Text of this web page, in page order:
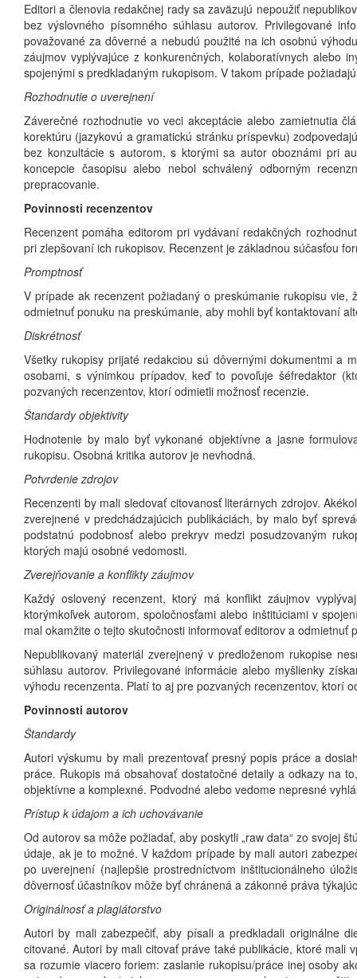
Editori a členovia redakčnej rady sa zaväzujú nepoužiť
bez výslovného písomného súhlasu autorov. Privilegované
považované za dôverné a nebudú použité na ich osobnú
záujmov vyplývajúce z konkurenčných, kolaboratívnych alebo
spojenými s predkladaným rukopisom. V takom prípade
Rozhodnutie o uverejnení
Záverečné rozhodnutie vo veci akceptácie alebo zamietnutia
korektúru (jazykovú a gramatickú stránku príspevku)
bez konzultácie s autorom, s ktorými sa autor oboznámi pri
koncepcie časopisu alebo nebol schválený odborným
prepracovanie.
Povinnosti recenzentov
Recenzent pomáha editorom pri vydávaní redakčných
pri zlepšovaní ich rukopisov. Recenzent je základnou súčasťou
Promptnosť
V prípade ak recenzent požiadaný o preskúmanie rukopisu
odmietnuť ponuku na preskúmanie, aby mohli byť kontaktovaní
Diskrétnosť
Všetky rukopisy prijaté redakciou sú dôvernými dokumentmi a
osobami, s výnimkou prípadov, keď to povoľuje šéfredaktor
pozvaných recenzentov, ktorí odmietli možnosť recenzie.
Štandardy objektivity
Hodnotenie by malo byť vykonané objektívne a jasne
rukopisu. Osobná kritika autorov je nevhodná.
Potvrdenie zdrojov
Recenzenti by mali sledovať citovanosť literárnych zdrojov.
zverejnené v predchádzajúcich publikáciách, by malo byť
podstatnú podobnosť alebo prekryv medzi posudzovaným
ktorých majú osobné vedomosti.
Zverejňovanie a konflikty záujmov
Každý oslovený recenzent, ktorý má konflikt záujmov
ktorýmkoľvek autorom, spoločnosťami alebo inštitúciami v
mal okamžite o tejto skutočnosti informovať editorov a
Nepublikovaný materiál zverejnený v predloženom rukopise
súhlasu autorov. Privilegované informácie alebo myšlienky
výhodu recenzenta. Platí to aj pre pozvaných recenzentov, ktorí
Povinnosti autorov
Štandardy
Autori výskumu by mali prezentovať presný popis práce a
práce. Rukopis má obsahovať dostatočné detaily a odkazy na
objektívne a komplexné. Podvodné alebo vedome nepresné
Prístup k údajom a ich uchovávanie
Od autorov sa môže požiadať, aby poskytli „raw data“ zo svojej
údaje, ak je to možné. V každom prípade by mali autori
po uverejnení (najlepšie prostredníctvom inštitucionálneho
dôvernosť účastníkov môže byť chránená a zákonné práva
Originálnosť a plagiátorstvo
Autori by mali zabezpečiť, aby písali a predkladali originálne
citované. Autori by mali citovať práve také publikácie, ktoré
sa rozumie viacero foriem: zaslanie rukopisu/práce inej osoby